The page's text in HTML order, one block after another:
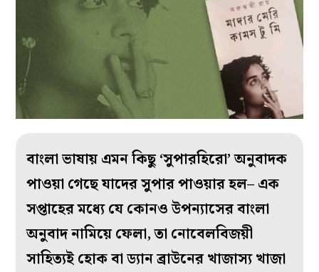
বাংলা ভাষায় এমন কিছু ‘সুপারহিরো’ অনুবাদক
পাওয়া গেছে যাদের সুপার পাওয়ার হল– এক
সপ্তাহের মধ্যে যে কোনও উপন্যাসের বাংলা
অনুবাদ নামিয়ে ফেলা, তা নোবেলবিজয়ী
সাহিত্যই হোক বা ড্যান ব্রাউনের খাজাস্য খাজা